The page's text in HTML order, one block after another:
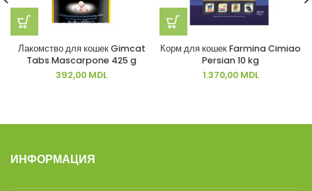
Лакомство для кошек Gimcat
Tabs Mascarpone 425 g
392,00 MDL
Корм для кошек Farmina Cimiao
Persian 10 kg
1.370,00 MDL
ИНФОРМАЦИЯ